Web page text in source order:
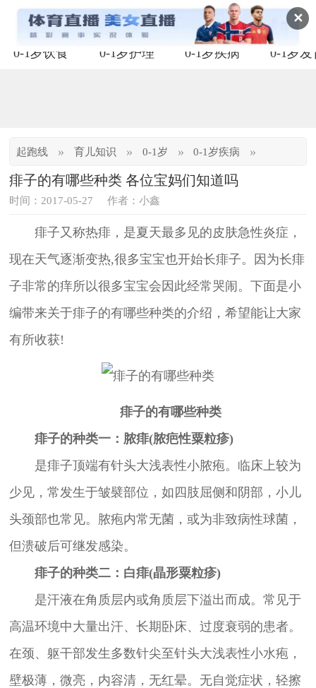
✕
0-1岁饮食 0-1岁护理 0-1岁疾病 0-1岁发
起跑线 » 育儿知识 » 0-1岁 » 0-1岁疾病 »
痱子的有哪些种类 各位宝妈们知道吗
时间：2017-05-27 作者：小鑫
痱子又称热痱，是夏天最多见的皮肤急性炎症，
现在天气逐渐变热,很多宝宝也开始长痱子。因为长痱
子非常的痒所以很多宝宝会因此经常哭闹。下面是小
编带来关于痱子的有哪些种类的介绍，希望能让大家
有所收获!
痱子的有哪些种类
痱子的种类一：脓痱(脓疤性粟粒疹)
是痱子顶端有针头大浅表性小脓疱。临床上较为
少见，常发生于皱襞部位，如四肢屈侧和阴部，小儿
头颈部也常见。脓疱内常无菌，或为非致病性球菌，
但溃破后可继发感染。
痱子的种类二：白痱(晶形粟粒疹)
是汗液在角质层内或角质层下溢出而成。常见于
高温环境中大量出汗、长期卧床、过度衰弱的患者。
在颈、躯干部发生多数针尖至针头大浅表性小水疱，
壁极薄，微亮，内容清，无红晕。无自觉症状，轻擦